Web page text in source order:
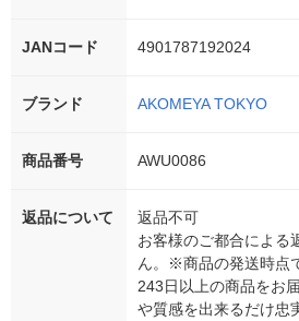
JANコード 4901787192024
ブランド AKOMEYA TOKYO
商品番号 AWU0086
返品について
返品不可
お客様のご都合による
ん。※商品の発送時点
243日以上の商品をお
や質感を出来るだけ忠